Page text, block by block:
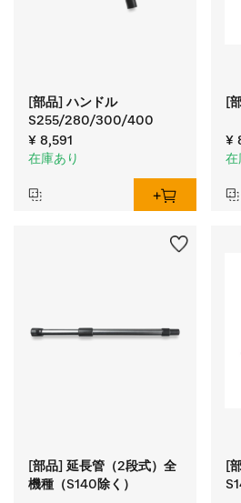
[部品] ハンドル
S255/280/300/400
¥ 8,591
在庫あり
[
¥
在
[部品] 延長管（2段式）全
機種（S140除く）
[